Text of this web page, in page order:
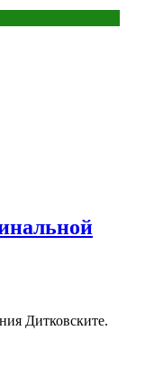
Дитковските.